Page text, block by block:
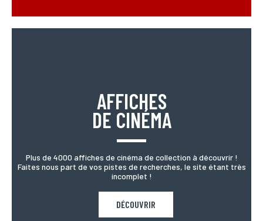
AFFICHES
DE CINÉMA
Plus de 4000 affiches de cinéma de collection à découvrir !
Faites nous part de vos pistes de recherches, le site étant très
incomplet !
DÉCOUVRIR